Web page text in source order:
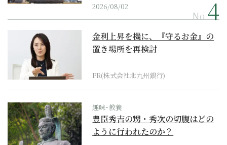
2026/08/02
No.
金利上昇を機に、『守るお金』の
置き場所を再検討
PR(株式会社北九州銀行)
趣味･教養
豊臣秀吉の甥・秀次の切腹はどの
ように行われたのか？